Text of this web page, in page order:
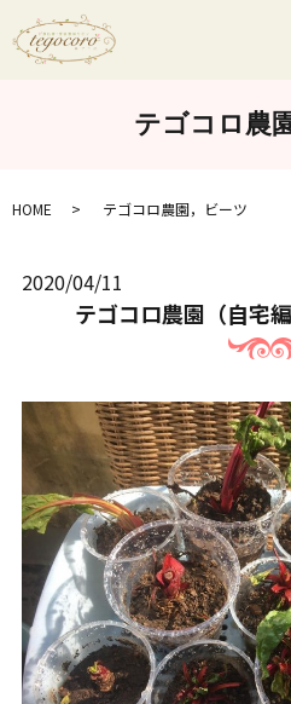
テゴコロ農
HOME テゴコロ農園，ビーツ
2020/04/11
テゴコロ農園（自宅